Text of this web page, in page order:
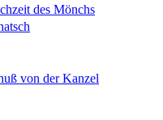
des Mönchs
von der Kanzel